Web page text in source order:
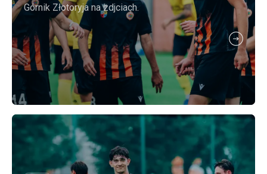
Górnik Złotoryja na zdjciach.